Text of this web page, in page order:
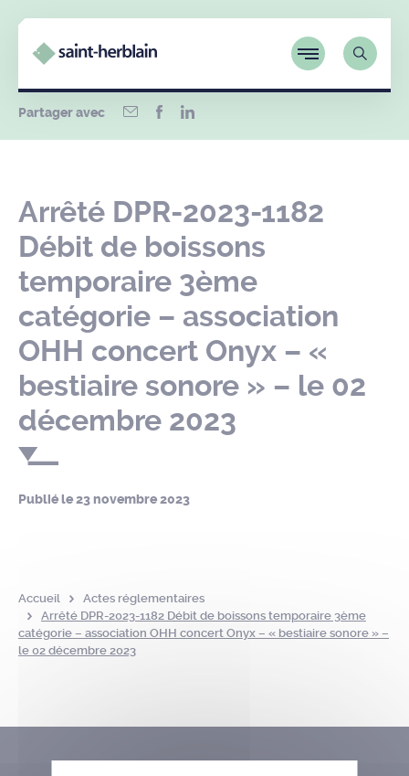
Partager avec
Arrêté DPR-2023-1182
Débit de boissons
temporaire 3ème
catégorie – association
OHH concert Onyx – «
bestiaire sonore » – le 02
décembre 2023
Publié le23 novembre 2023
Accueil
Actes réglementaires
Arrêté DPR-2023-1182 Débit de boissons temporaire 3ème
catégorie – association OHH concert Onyx – « bestiaire sonore » –
le 02 décembre 2023